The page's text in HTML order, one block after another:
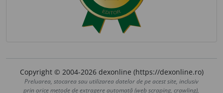
Copyright © 2004-2026 dexonline (https://dexonline.ro)
Preluarea, stocarea sau utilizarea datelor de pe acest site, inclusiv
prin orice metode de extragere automată (web scraping, crawling),